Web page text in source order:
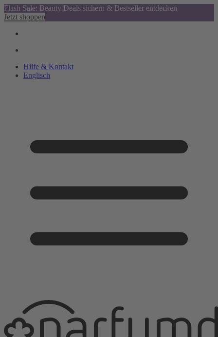
Flash Sale: Beauty Deals sichern & Bestseller entdecken
Jetzt shoppen
Hilfe & Kontakt
Englisch